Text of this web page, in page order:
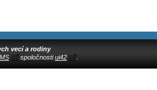
vecí a rodiny
spoločnostiui42